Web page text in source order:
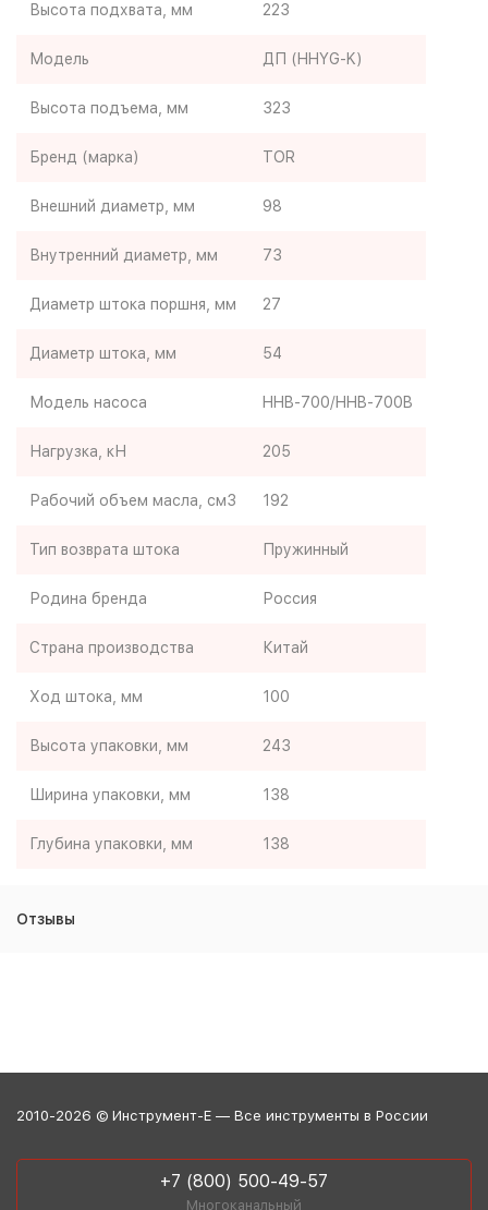
Высота подхвата, мм 223
Модель ДП (HHYG-K)
Высота подъема, мм 323
Бренд (марка) TOR
Внешний диаметр, мм 98
Внутренний диаметр, мм 73
Диаметр штока поршня, мм 27
Диаметр штока, мм 54
Модель насоса HHB-700/HHB-700B
Нагрузка, кН 205
Рабочий объем масла, см3 192
Тип возврата штока Пружинный
Родина бренда Россия
Страна производства Китай
Ход штока, мм 100
Высота упаковки, мм 243
Ширина упаковки, мм 138
Глубина упаковки, мм 138
Отзывы
2010-2026 © Инструмент-Е — Все инструменты в России
+7 (800) 500-49-57
Многоканальный